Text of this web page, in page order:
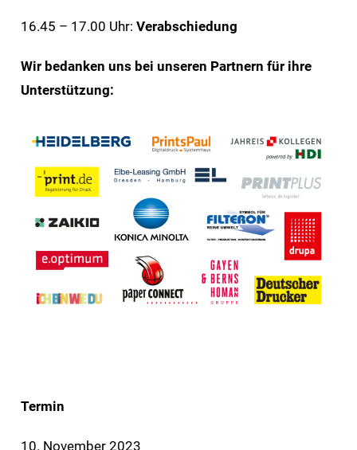
16.45 – 17.00 Uhr: Verabschiedung
Wir bedanken uns bei unseren Partnern für ihre
Unterstützung:
Termin
10. November 2023